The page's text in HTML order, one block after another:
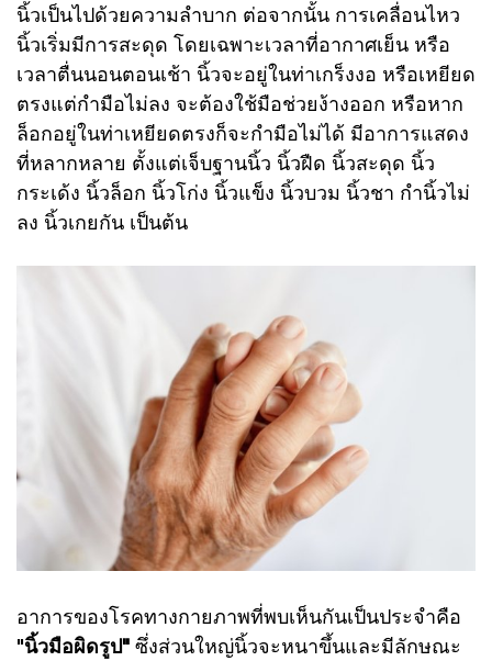
นิ้วเป็นไปด้วยความลำบาก ต่อจากนั้น การเคลื่อนไหว
นิ้วเริ่มมีการสะดุด โดยเฉพาะเวลาที่อากาศเย็น หรือ
เวลาตื่นนอนตอนเช้า นิ้วจะอยู่ในท่าเกร็งงอ หรือเหยียด
ตรงแต่กำมือไม่ลง จะต้องใช้มือช่วยง้างออก หรือหาก
ล็อกอยู่ในท่าเหยียดตรงก็จะกำมือไม่ได้ มีอาการแสดง
ที่หลากหลาย ตั้งแต่เจ็บฐานนิ้ว นิ้วฝืด นิ้วสะดุด นิ้ว
กระเด้ง นิ้วล็อก นิ้วโก่ง นิ้วแข็ง นิ้วบวม นิ้วชา กำนิ้วไม่
ลง นิ้วเกยกัน เป็นต้น
อาการของโรคทางกายภาพที่พบเห็นกันเป็นประจำคือ
"นิ้วมือผิดรูป" ซึ่งส่วนใหญ่นิ้วจะหนาขึ้นและมีลักษณะ